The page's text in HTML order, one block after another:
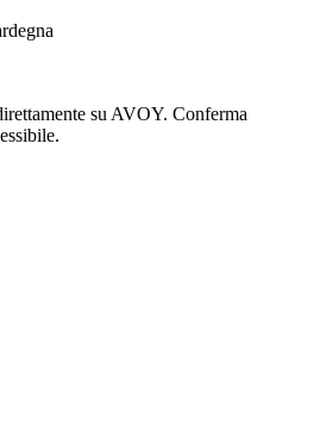
su AVOY. Conferma